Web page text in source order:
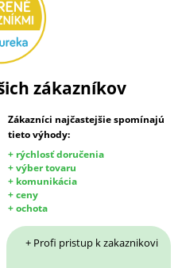
zákazníkov
Zákazníci najčastejšie spomínajú
tieto výhody:
+ rýchlosť doručenia
+ výber tovaru
+ komunikácia
+ ceny
+ ochota
+ Profi pristup k zakaznikovi